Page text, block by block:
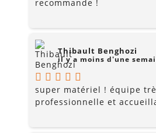
recommande !
Thibault Benghozi
il y a moins d'une
super matériel ! équipe
professionnelle et